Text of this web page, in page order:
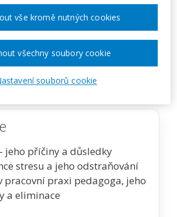
na webu pořadatele
jeho příčiny a důsledky
stresu a jeho odstraňování
pracovní praxi pedagoga, jeho
a eliminace
souborů cookie
vše kromě nutných cookies
všechny soubory cookie